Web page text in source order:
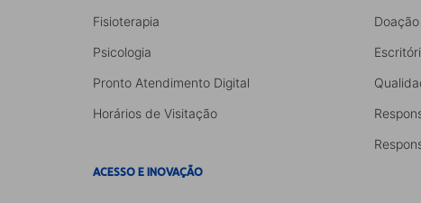
Fisioterapia
Psicologia
Pronto Atendimento Digital
Horários de Visitação
ACESSO E INOVAÇÃO